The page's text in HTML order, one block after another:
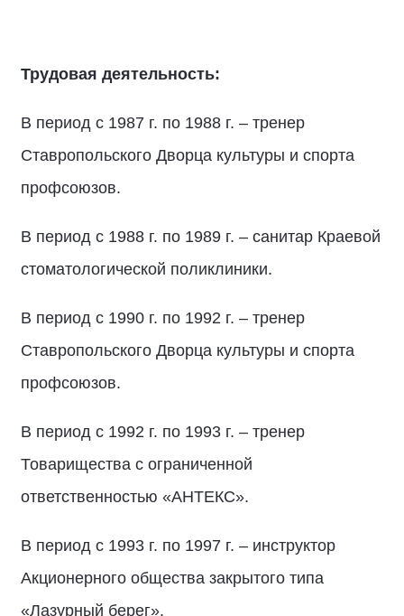
Трудовая деятельность:
В период с 1987 г. по 1988 г. – тренер
Ставропольского Дворца культуры и спорта
профсоюзов.
В период с 1988 г. по 1989 г. – санитар Краевой
стоматологической поликлиники.
В период с 1990 г. по 1992 г. – тренер
Ставропольского Дворца культуры и спорта
профсоюзов.
В период с 1992 г. по 1993 г. – тренер
Товарищества с ограниченной
ответственностью «АНТЕКС».
В период с 1993 г. по 1997 г. – инструктор
Акционерного общества закрытого типа
«Лазурный берег».